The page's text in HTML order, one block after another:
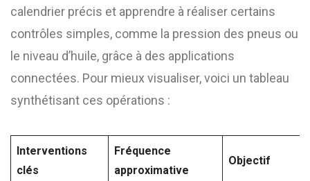
calendrier précis et apprendre à réaliser certains
contrôles simples, comme la pression des pneus ou
le niveau d’huile, grâce à des applications
connectées. Pour mieux visualiser, voici un tableau
synthétisant ces opérations :
Interventions
clés
Fréquence
approximative
Objectif